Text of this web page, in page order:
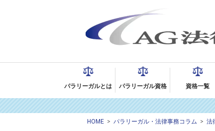
パラリーガルとは パラリーガル資格 資格一覧
HOME > パラリーガル・法律事務コラム > 法